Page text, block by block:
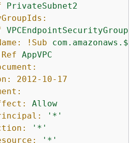
PrivateSubnet2
VPCEndpointSecurityGroup
!Sub com.amazonaws.$
AppVPC
2012-10-17
Allow
'*'
'*'
'*'